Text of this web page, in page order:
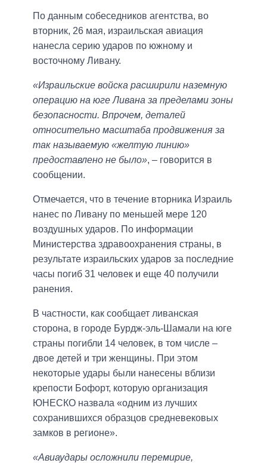
По данным собеседников агентства, во
вторник, 26 мая, израильская авиация
нанесла серию ударов по южному и
восточному Ливану.
«Израильские войска расширили наземную
операцию на юге Ливана за пределами зоны
безопасности. Впрочем, деталей
относительно масштаба продвижения за
так называемую «желтую линию»
предоставлено не было», – говорится в
сообщении.
Отмечается, что в течение вторника Израиль
нанес по Ливану по меньшей мере 120
воздушных ударов. По информации
Министерства здравоохранения страны, в
результате израильских ударов за последние
часы погиб 31 человек и еще 40 получили
ранения.
В частности, как сообщает ливанская
сторона, в городе Бурдж-эль-Шамали на юге
страны погибли 14 человек, в том числе –
двое детей и три женщины. При этом
некоторые удары были нанесены вблизи
крепости Бофорт, которую организация
ЮНЕСКО назвала «одним из лучших
сохранившихся образцов средневековых
замков в регионе».
«Авиаудары осложнили перемирие,